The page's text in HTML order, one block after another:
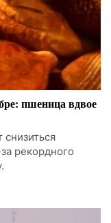
пшеница вдвое
рекордного